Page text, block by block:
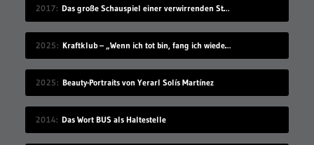
2017 Das große Schauspiel einer verwirrenden Straßenkennzeichnung
2025 Kraftklub – „Wenn ich tot bin, fang ich wieder an“
2025 Beauty-Portraits von Yerarl Solís Martínez
2014 Das Wort BUS als Haltestelle